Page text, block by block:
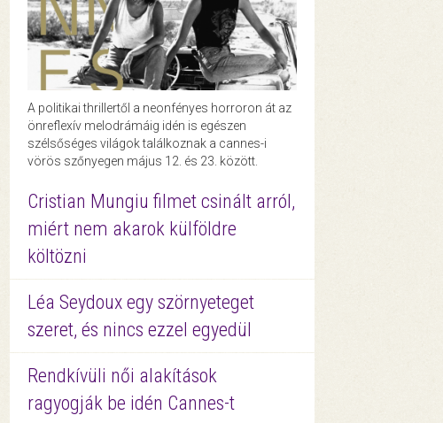
A politikai thrillertől a neonfényes horroron át az
önreflexív melodrámáig idén is egészen
szélsőséges világok találkoznak a cannes-i
vörös szőnyegen május 12. és 23. között.
Cristian Mungiu filmet csinált arról,
miért nem akarok külföldre
költözni
Léa Seydoux egy szörnyeteget
szeret, és nincs ezzel egyedül
Rendkívüli női alakítások
ragyogják be idén Cannes-t